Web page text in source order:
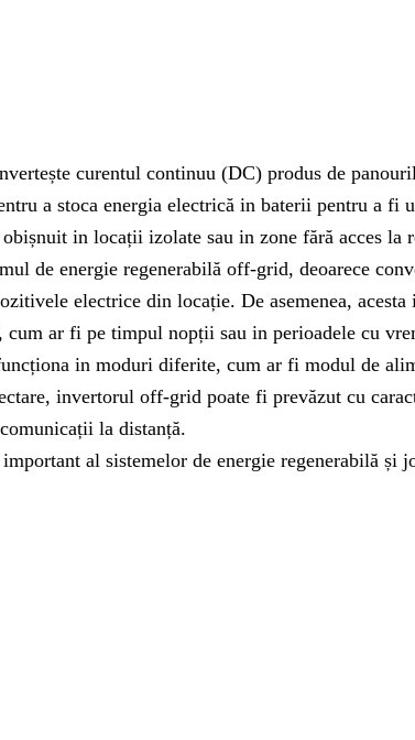
curentul continuu (DC) produs de
a stoca energia electrică in baterii pentru a
in locații izolate sau in zone fără acces la
de energie regenerabilă off-grid, deoarece
electrice din locație. De asemenea,
cum ar fi pe timpul nopții sau in perioadele cu
in moduri diferite, cum ar fi modul de
invertorul off-grid poate fi prevăzut cu
la distanță.
al sistemelor de energie regenerabilă